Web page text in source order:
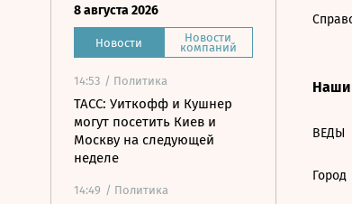
8 августа 2026
Новости Новости
компаний
14:53 / Политика
ТАСС: Уиткофф и Кушнер
могут посетить Киев и
Москву на следующей
неделе
14:49 / Политика
Наши
ВЕДЫ
Город